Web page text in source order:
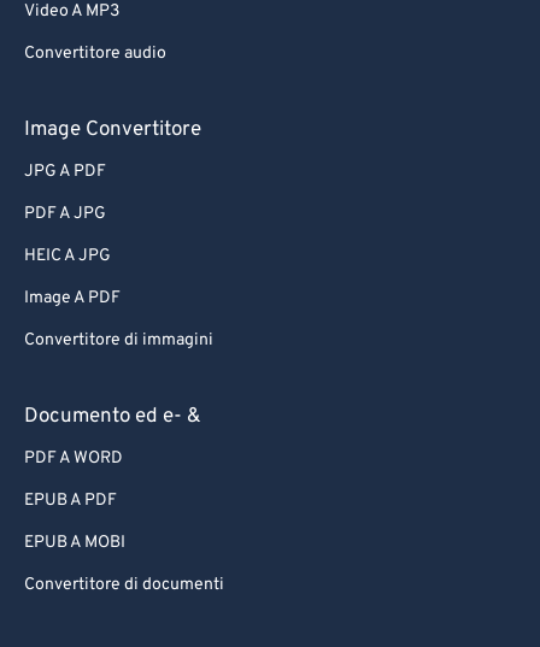
Video A MP3
Convertitore audio
Image Convertitore
JPG A PDF
PDF A JPG
HEIC A JPG
Image A PDF
Convertitore di immagini
Documento ed e- &
PDF A WORD
EPUB A PDF
EPUB A MOBI
Convertitore di documenti